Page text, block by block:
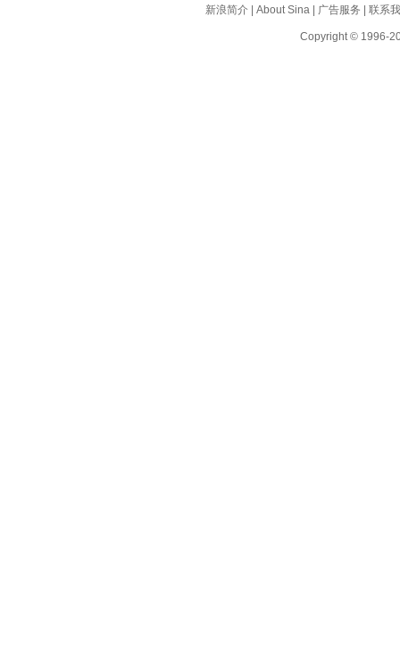
新浪简介| About Sina| 广告服务 | 联系
Copyright © 1996-